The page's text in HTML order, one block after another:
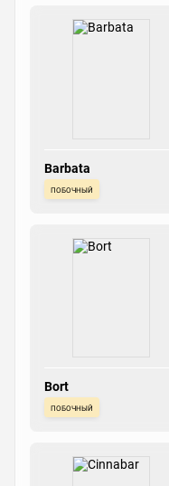
Barbata
побочный
Bort
побочный